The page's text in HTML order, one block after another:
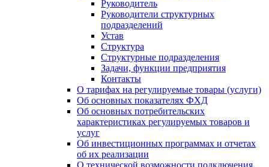
Руководитель
Руководители структурных
подразделений
Устав
Структура
Структурные подразделения
Задачи, функции предприятия
Контакты
О тарифах на регулируемые товары (услуги)
Об основных показателях ФХД
Об основных потребительских
характеристиках регулируемых товаров и
услуг
Об инвестиционных программах и отчетах
об их реализации
О технической возможности подключения,